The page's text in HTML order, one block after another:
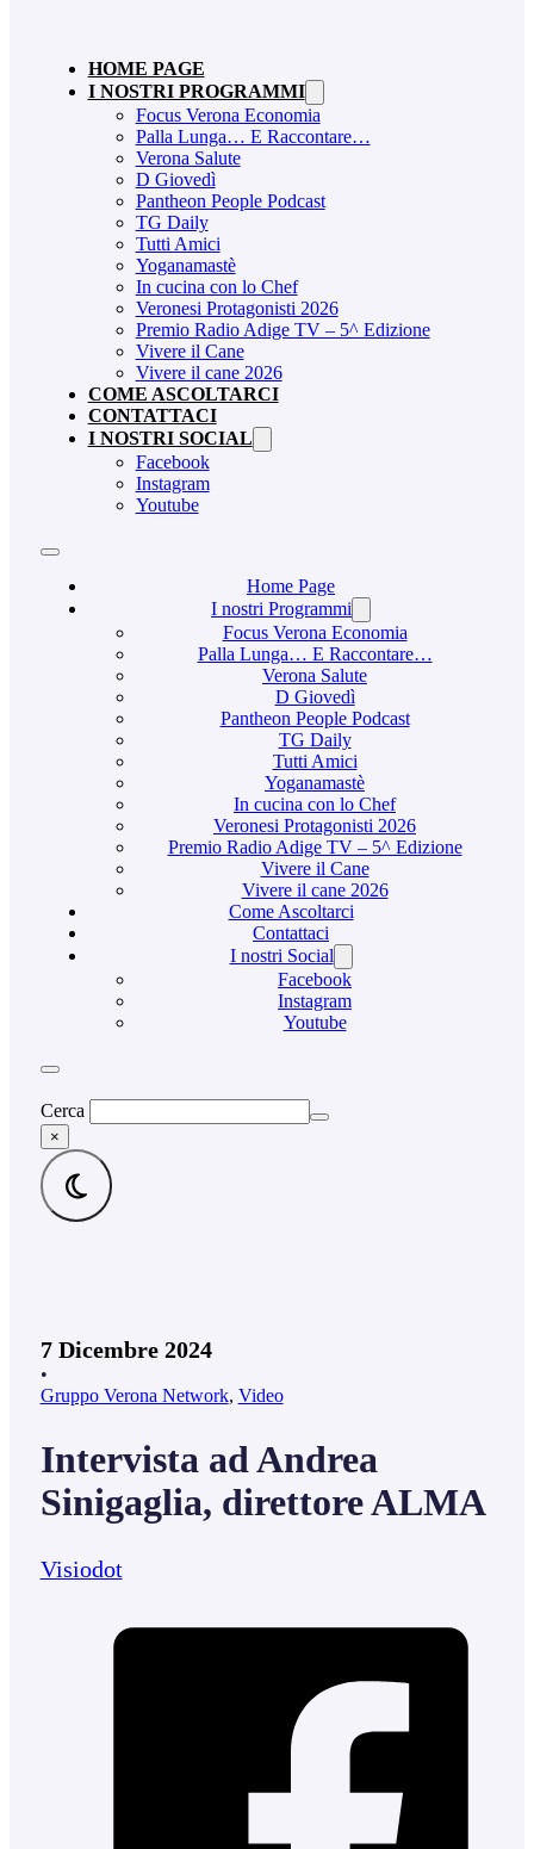
HOME PAGE
I NOSTRI PROGRAMMI
Focus Verona Economia
Palla Lunga… E Raccontare…
Verona Salute
D Giovedì
Pantheon People Podcast
TG Daily
Tutti Amici
Yoganamastè
In cucina con lo Chef
Veronesi Protagonisti 2026
Premio Radio Adige TV – 5^ Edizione
Vivere il Cane
Vivere il cane 2026
COME ASCOLTARCI
CONTATTACI
I NOSTRI SOCIAL
Facebook
Instagram
Youtube
Home Page
I nostri Programmi
Focus Verona Economia
Palla Lunga… E Raccontare…
Verona Salute
D Giovedì
Pantheon People Podcast
TG Daily
Tutti Amici
Yoganamastè
In cucina con lo Chef
Veronesi Protagonisti 2026
Premio Radio Adige TV – 5^ Edizione
Vivere il Cane
Vivere il cane 2026
Come Ascoltarci
Contattaci
I nostri Social
Facebook
Instagram
Youtube
Cerca
×
7 Dicembre 2024
•
Gruppo Verona Network, Video
Intervista ad Andrea
Sinigaglia, direttore ALMA
Visiodot